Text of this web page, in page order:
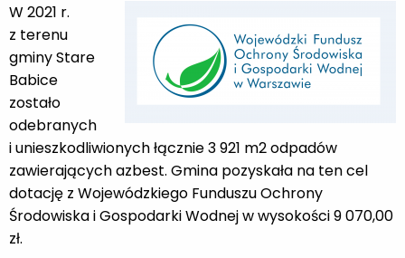
W 2021 r.
z terenu
gminy Stare
Babice
zostało
odebranych
i unieszkodliwionych łącznie 3 921 m2 odpadów
zawierających azbest. Gmina pozyskała na ten cel
dotację z Wojewódzkiego Funduszu Ochrony
Środowiska i Gospodarki Wodnej w wysokości 9 070,00
zł.